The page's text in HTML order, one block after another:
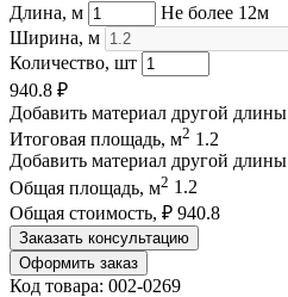
Длина, м
Не более 12м
Ширина, м
Количество, шт
940.8 ₽
Добавить материал другой длины
Итоговая площадь, м2 1.2
Добавить материал другой длины
Общая площадь, м2 1.2
Общая стоимость, ₽ 940.8
Заказать консультацию
Оформить заказ
Код товара: 002-0269